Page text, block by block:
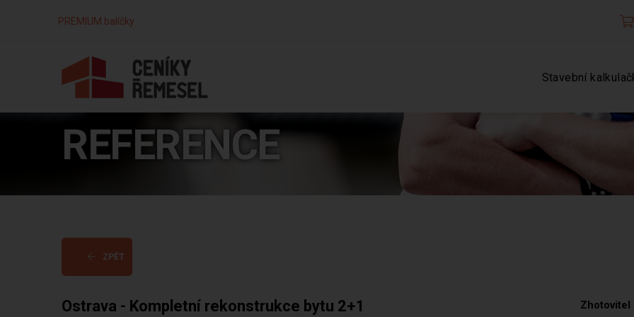
PREMIUM balíčky
Stavební
REFERENCE
ZPĚT
Ostrava - Kompletní rekonstrukce bytu 2+1 Zhotovitel